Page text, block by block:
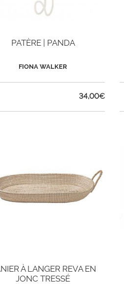
PATÈRE | PANDA
FIONA WALKER
34,00€
À LANGER REVA EN
JONC TRESSÉ